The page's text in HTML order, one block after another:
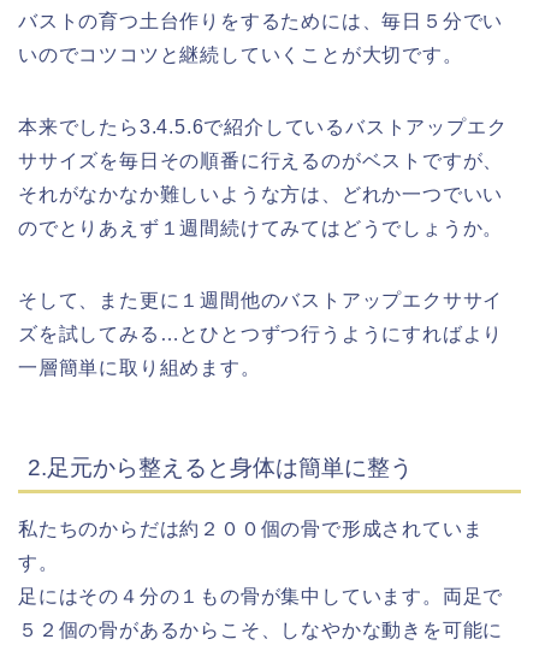
バストの育つ土台作りをするためには、毎日５分でい
いのでコツコツと継続していくことが大切です。
本来でしたら3.4.5.6で紹介しているバストアップエク
ササイズを毎日その順番に行えるのがベストですが、
それがなかなか難しいような方は、どれか一つでいい
のでとりあえず１週間続けてみてはどうでしょうか。
そして、また更に１週間他のバストアップエクササイ
ズを試してみる…とひとつずつ行うようにすればより
一層簡単に取り組めます。
2.足元から整えると身体は簡単に整う
私たちのからだは約２００個の骨で形成されていま
す。
足にはその４分の１もの骨が集中しています。両足で
５２個の骨があるからこそ、しなやかな動きを可能に